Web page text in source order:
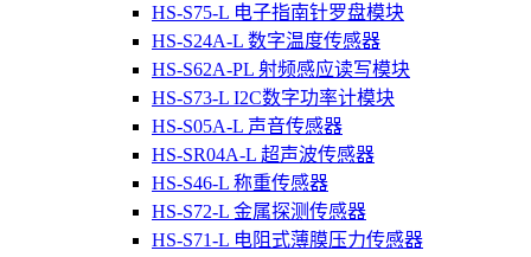
HS-S75-L 电子指南针罗盘模块
HS-S24A-L 数字温度传感器
HS-S62A-PL 射频感应读写模块
HS-S73-L I2C数字功率计模块
HS-S05A-L 声音传感器
HS-SR04A-L 超声波传感器
HS-S46-L 称重传感器
HS-S72-L 金属探测传感器
HS-S71-L 电阻式薄膜压力传感器